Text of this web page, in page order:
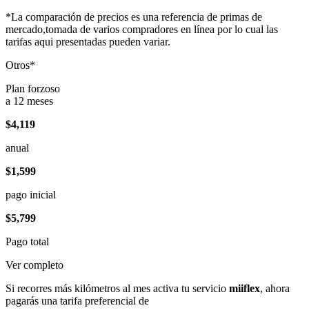
*La comparación de precios es una referencia de primas de
mercado,tomada de varios compradores en línea por lo cual las
tarifas aqui presentadas pueden variar.
Otros*
Plan forzoso
a 12 meses
$4,119
anual
$1,599
pago inicial
$5,799
Pago total
Ver completo
Si recorres más kilómetros al mes activa tu servicio miiflex, ahora
pagarás una tarifa preferencial de